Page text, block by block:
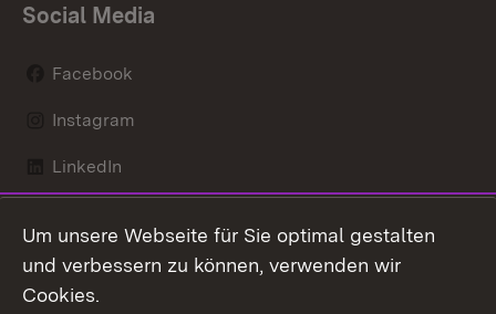
Social Media
Facebook
Instagram
LinkedIn
X / Twitter
Youtube
Um unsere Webseite für Sie optimal gestalten
und verbessern zu können, verwenden wir
Cookies.